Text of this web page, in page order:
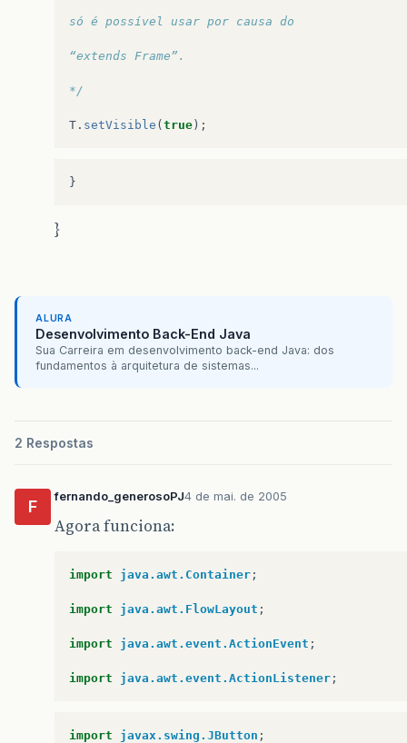
só é possível usar por causa do
“extends Frame”.
*/
T . setVisible ( true );
}
}
ALURA
Desenvolvimento Back-End Java
Sua Carreira em desenvolvimento back-end Java: dos
fundamentos à arquitetura de sistemas...
2 Respostas
F
fernando_generosoPJ4 de mai. de 2005
Agora funciona:
import java.awt.Container ;
import java.awt.FlowLayout ;
import java.awt.event.ActionEvent ;
import java.awt.event.ActionListener ;
import javax.swing.JButton ;